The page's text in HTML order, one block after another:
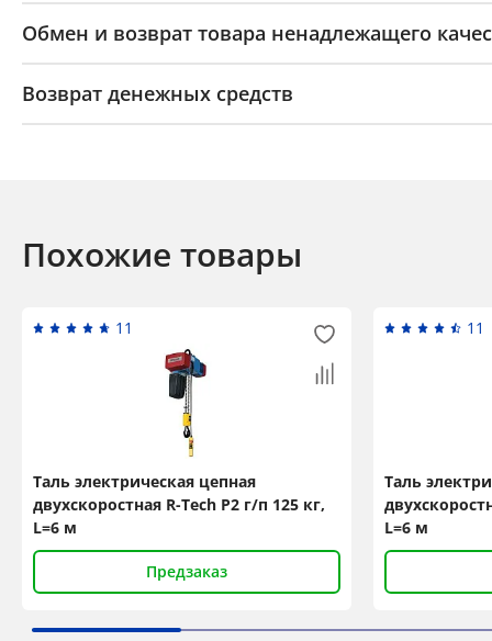
Обмен и возврат товара ненадлежащего
Возврат денежных средств
Похожие товары
11
Таль электрическая цепная
двухскоростная R-Tech P2 г/п 125 кг,
L=6 м
Предзаказ
11
Таль
L=6 м